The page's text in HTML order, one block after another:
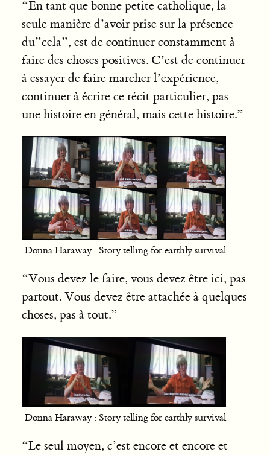
“En tant que bonne petite catholique, la
seule manière d’avoir prise sur la présence
du”cela”, est de continuer constamment à
faire des choses positives. C’est de continuer
à essayer de faire marcher l’expérience,
continuer à écrire ce récit particulier, pas
une histoire en général, mais cette histoire.”
Donna Haraway : Story telling for earthly survival
“Vous devez le faire, vous devez être ici, pas
partout. Vous devez être attachée à quelques
choses, pas à tout.”
Donna Haraway : Story telling for earthly survival
“Le seul moyen, c’est encore et encore et